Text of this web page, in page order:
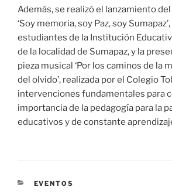
Además, se realizó el lanzamiento
‘Soy memoria, soy Paz, soy
estudiantes de la Institución
de la localidad de Sumapaz, y la
pieza musical ‘Por los caminos de la
del olvido’, realizada por el Colegio
intervenciones fundamentales para
importancia de la pedagogía para la
educativos y de constante
CATEGORÍAS
EVENTOS